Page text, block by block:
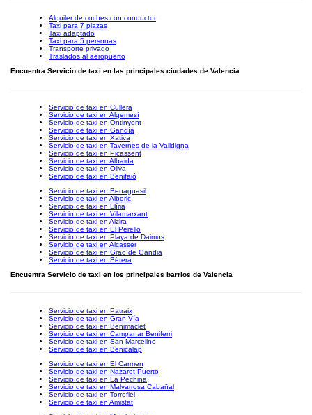
Alquiler de coches con conductor
Taxi para 7 plazas
Taxi adaptado
Taxi para 5 personas
Transporte privado
Traslados al aeropuerto
Encuentra Servicio de taxi en las principales ciudades de Valencia
Servicio de taxi en Cullera
Servicio de taxi en Algemesí
Servicio de taxi en Ontinyent
Servicio de taxi en Gandía
Servicio de taxi en Xativa
Servicio de taxi en Tavernes de la Valldigna
Servicio de taxi en Picassent
Servicio de taxi en Albaida
Servicio de taxi en Oliva
Servicio de taxi en Benifaió
Servicio de taxi en Benaguasil
Servicio de taxi en Alberic
Servicio de taxi en Llíria
Servicio de taxi en Vilamarxant
Servicio de taxi en Alzira
Servicio de taxi en El Perello
Servicio de taxi en Playa de Daimus
Servicio de taxi en Alcasser
Servicio de taxi en Grao de Gandia
Servicio de taxi en Bétera
Encuentra Servicio de taxi en los principales barrios de Valencia
Servicio de taxi en Patraix
Servicio de taxi en Gran Vía
Servicio de taxi en Benimaclet
Servicio de taxi en Campanar Beniferri
Servicio de taxi en San Marcelino
Servicio de taxi en Benicalap
Servicio de taxi en El Carmen
Servicio de taxi en Nazaret Puerto
Servicio de taxi en La Pechina
Servicio de taxi en Malvarrosa Cabañal
Servicio de taxi en Torrefiel
Servicio de taxi en Amistat